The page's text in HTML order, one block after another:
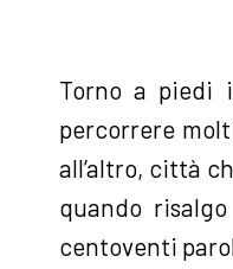
Torno a piedi
percorrere
all’altro, città
quando
centoventi